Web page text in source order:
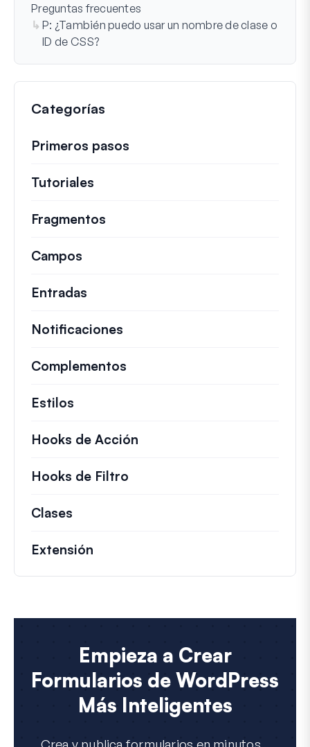
Preguntas frecuentes
P: ¿También puedo usar un nombre de clase o
ID de CSS?
Categorías
Primeros pasos
Tutoriales
Fragmentos
Campos
Entradas
Notificaciones
Complementos
Estilos
Hooks de Acción
Hooks de Filtro
Clases
Extensión
Empieza a Crear
Formularios de WordPress
Más Inteligentes